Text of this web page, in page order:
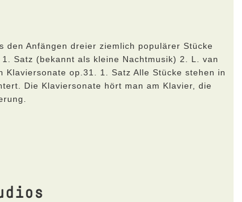
den Anfängen dreier ziemlich populärer Stücke
Satz (bekannt als kleine Nachtmusik) 2. L. van
op.31. 1. Satz Alle Stücke stehen in
Die Klaviersonate hört man am Klavier, die